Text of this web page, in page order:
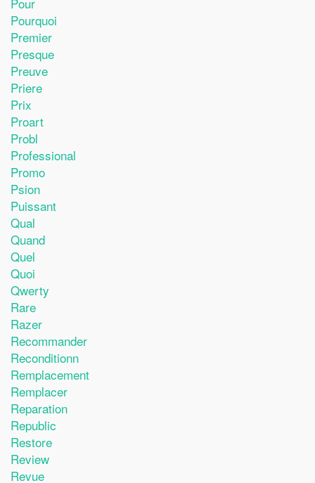
Pourquoi
Premier
Presque
Preuve
Priere
Prix
Proart
Probl
Professional
Promo
Psion
Puissant
Qual
Quand
Quel
Quoi
Qwerty
Rare
Razer
Recommander
Reconditionn
Remplacement
Remplacer
Reparation
Republic
Restore
Review
Revue